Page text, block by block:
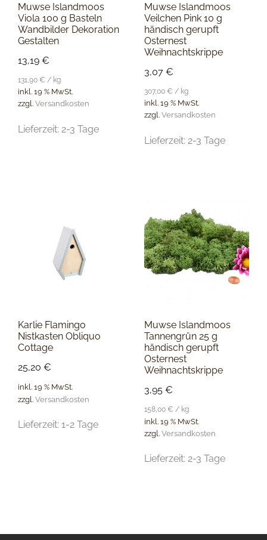
Muwse Islandmoos
Viola 100 g Basteln
Wandbilder Dekoration
Gestalten
13,19 €
131,90 € / kg
inkl. 19 % MwSt.
zzgl. Versandkosten
Lieferzeit: 2-3 Tage
Muwse Islandmoos
Veilchen Pink 10 g
händisch gerupft
Osternest
Weihnachtskrippe
3,07€
307,00€ / kg
inkl. 19 % MwSt.
zzgl.Versandkosten
Lieferzeit: 2-3 Tage
Karlie Flamingo
Nistkasten Obliquo
Cottage
25,20 €
inkl. 19 % MwSt.
zzgl. Versandkosten
Lieferzeit: 1-2 Tage
Muwse Islandmoos
Tannengrün 25 g
händisch gerupft
Osternest
Weihnachtskrippe
3,95€
158,00€ / kg
inkl. 19 % MwSt.
zzgl.Versandkosten
Lieferzeit:2-3 Tage